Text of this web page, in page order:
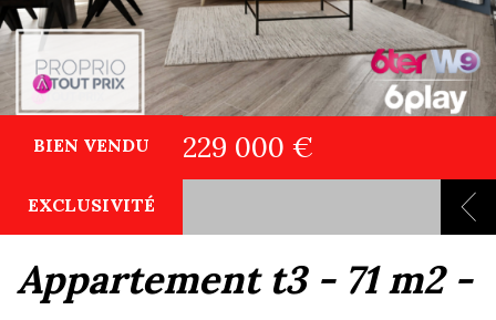
BIEN VENDU
EXCLUSIVITÉ
229 000 €
appartement t3 - 71 m2 -